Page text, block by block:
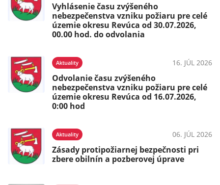
Vyhlásenie času zvýšeného
nebezpečenstva vzniku požiaru pre celé
územie okresu Revúca od 30.07.2026,
00.00 hod. do odvolania
Aktuality 16. JÚL 2026
Odvolanie času zvýšeného
nebezpečenstva vzniku požiaru pre celé
územie okresu Revúca od 16.07.2026,
0:00 hod
Aktuality 06. JÚL 2026
Zásady protipožiarnej bezpečnosti pri
zbere obilnín a pozberovej úprave